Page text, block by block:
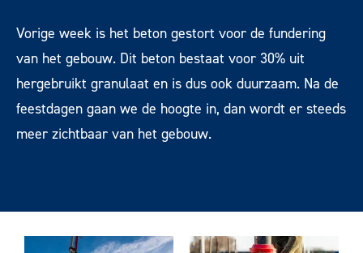
Vorige week is het beton gestort voor de fundering
van het gebouw. Dit beton bestaat voor 30% uit
hergebruikt granulaat en is dus ook duurzaam. Na de
feestdagen gaan we de hoogte in, dan wordt er steeds
meer zichtbaar van het gebouw.